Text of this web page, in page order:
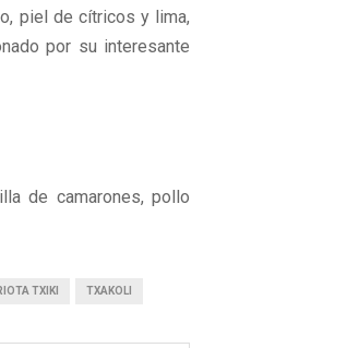
piel de cítricos y lima,
por su interesante
de camarones, pollo
TXIKI TXAKOLI